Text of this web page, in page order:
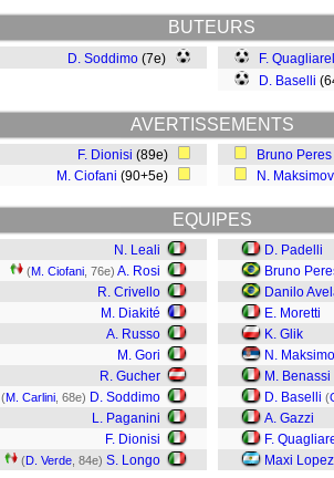
BUTEURS
D. Soddimo (7e)
F.
D. Baselli
AVERTISSEMENTS
F. Dionisi (89e)
M. Ciofani (90+5e)
Bruno Peres
N.
EQUIPES
N. Leali
(M. Ciofani , 76e) A. Rosi
R. Crivello
M. Diakité
A. Russo
M. Gori
R. Gucher
(M. Carlini , 68e) D. Soddimo
L. Paganini
F. Dionisi
(D. Verde , 84e) S. Longo
D. Padelli
Bruno
Danilo
E. Moretti
K. Glik
N.
M. Benassi
D. Baselli (
A. Gazzi
F.
Maxi Lopez